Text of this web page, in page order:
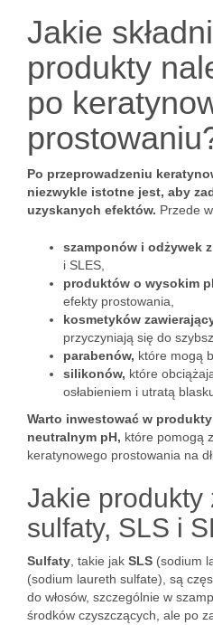
Jakie
produkty
po
Po przeprowadzeniu
niezwykle istotne jest, aby
uzyskanych efektów. Przede
szamponów i odżywek
i SLES,
produktów o wysokim
efekty prostowania,
kosmetyków
przyczyniają się do
parabenów, które mogą
silikonów, które
osłabieniem i utratą
Warto inwestować w
neutralnym pH, które pomogą
keratynowego prostowania na
Jakie produkty
sulfaty, SLS i
Sulfaty , takie jak SLS (sodium
(sodium laureth sulfate), są
do włosów, szczególnie w
środków czyszczących, ale po